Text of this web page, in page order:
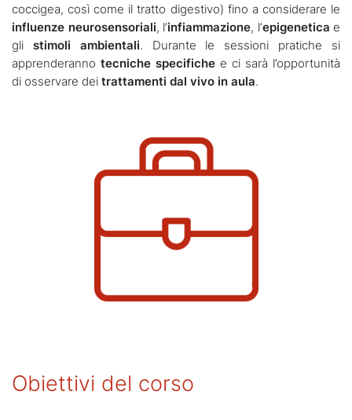
coccigea, così come il tratto digestivo) fino a considerare le
influenze neurosensoriali, l’infiammazione, l’epigenetica e
gli stimoli ambientali. Durante le sessioni pratiche si
apprenderanno tecniche specifiche e ci sarà l’opportunità
di osservare dei trattamenti dal vivo in aula.
Obiettivi del corso